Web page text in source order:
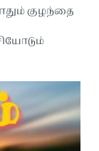
குழந்தை